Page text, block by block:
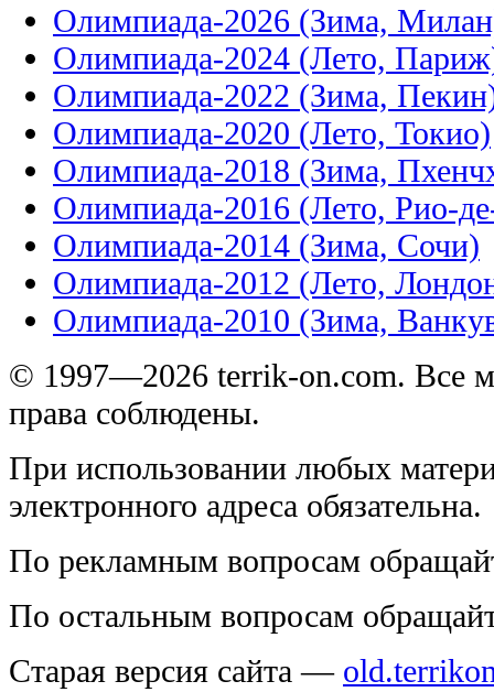
Олимпиада-2026 (Зима,
Олимпиада-2024 (Лето,
Олимпиада-2022 (Зима,
Олимпиада-2020 (Лето, Токио)
Олимпиада-2018 (Зима,
Олимпиада-2016 (Лето, Рио-
Олимпиада-2014 (Зима, Сочи)
Олимпиада-2012 (Лето,
Олимпиада-2010 (Зима,
© 1997—2026 terrik-on.com. Все
права соблюдены.
При использовании любых
электронного адреса обязательна.
По рекламным вопросам
По остальным вопросам
Старая версия сайта —